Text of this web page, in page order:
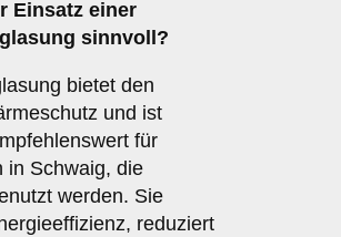
Einsatz einer
sinnvoll?
bietet den
und ist
für
in Schwaig, die
werden. Sie
reduziert